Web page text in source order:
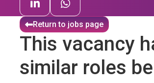
Return to jobs page
This vacancy
similar roles